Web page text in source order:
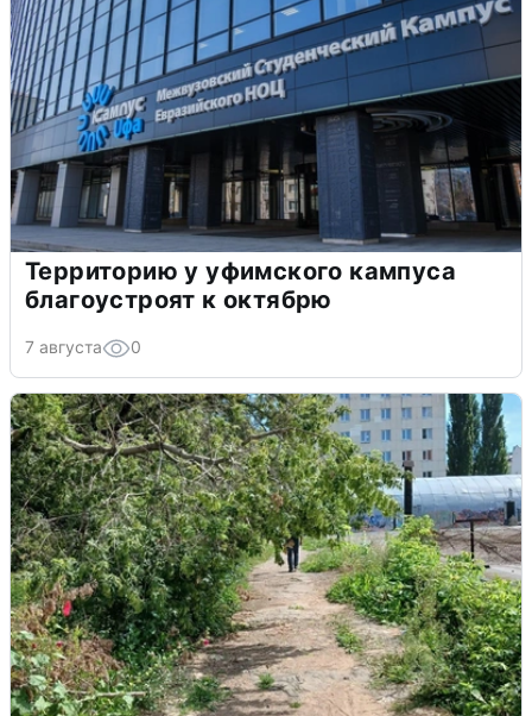
Территорию у уфимского кампуса
благоустроят к октябрю
7 августа 0